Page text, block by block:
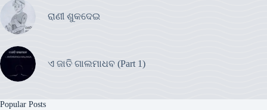
ରାଣୀ ଶୁକଦେଇ
ଏ ଜାତି ଗାଲମାଧବ (Part 1)
Popular Posts